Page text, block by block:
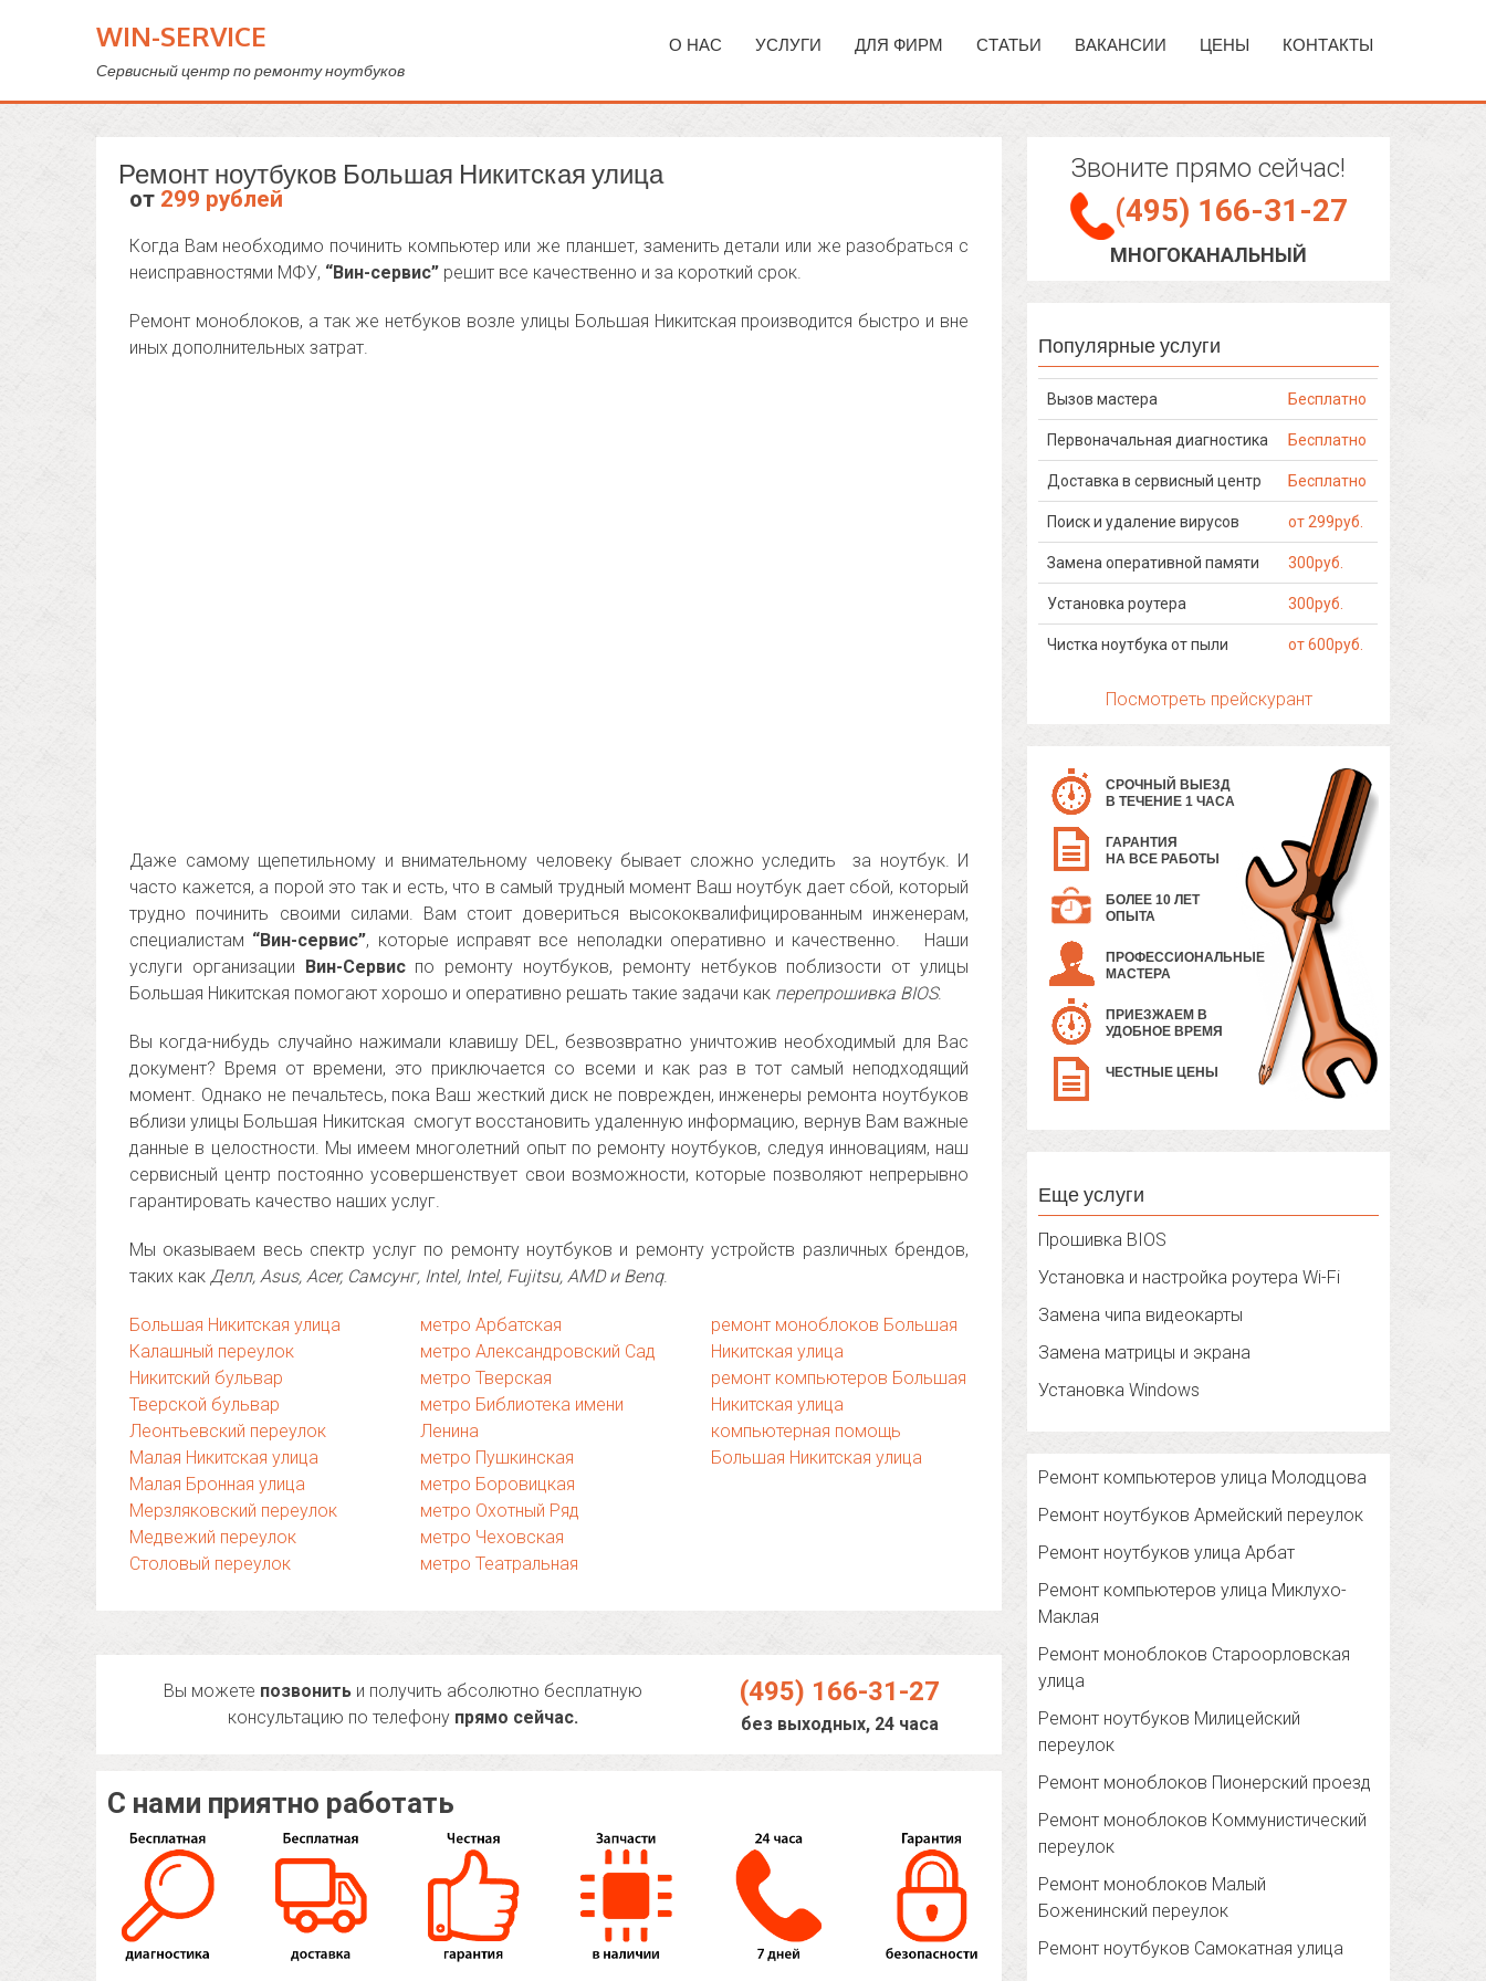
WIN-SERVICE
Сервисный центр по ремонту ноутбуков
О НАС УСЛУГИ ДЛЯ ФИРМ СТАТЬИ ВАКАНСИИ ЦЕНЫ КОНТАКТЫ
Ремонт ноутбуков Большая Никитская улица
от 299 рублей
Когда Вам необходимо починить компьютер или же планшет, заменить детали или же разобраться с
неисправностями МФУ, “Вин-сервис” решит все качественно и за короткий срок.
Ремонт моноблоков, а так же нетбуков возле улицы Большая Никитская производится быстро и вне
иных дополнительных затрат.
Даже самому щепетильному и внимательному человеку бывает сложно уследить за ноутбук. И
часто кажется, а порой это так и есть, что в самый трудный момент Ваш ноутбук дает сбой, который
трудно починить своими силами. Вам стоит довериться высококвалифицированным инженерам,
специалистам “Вин-сервис”, которые исправят все неполадки оперативно и качественно. Наши
услуги организации Вин-Сервиспо ремонту ноутбуков, ремонту нетбуков поблизости от улицы
Большая Никитская помогают хорошо и оперативно решать такие задачи как перепрошивка BIOS.
Вы когда-нибудь случайно нажимали клавишу DEL, безвозвратно уничтожив необходимый для Вас
документ? Время от времени, это приключается со всеми и как раз в тот самый неподходящий
момент. Однако не печальтесь, пока Ваш жесткий диск не поврежден, инженеры ремонта ноутбуков
вблизи улицы Большая Никитская смогут восстановить удаленную информацию, вернув Вам важные
данные в целостности. Мы имеем многолетний опыт по ремонту ноутбуков, следуя инновациям, наш
сервисный центр постоянно усовершенствует свои возможности, которые позволяют непрерывно
гарантировать качество наших услуг.
Мы оказываем весь спектр услуг по ремонту ноутбуков и ремонту устройств различных брендов,
таких как Делл, Asus, Acer, Самсунг, Intel, Intel, Fujitsu, AMD и Benq.
Большая Никитская улица
Калашный переулок
Никитский бульвар
Тверской бульвар
Леонтьевский переулок
Малая Никитская улица
Малая Бронная улица
Мерзляковский переулок
Медвежий переулок
Столовый переулок
метро Арбатская
метро Александровский Сад
метро Тверская
метро Библиотека имени
Ленина
метро Пушкинская
метро Боровицкая
метро Охотный Ряд
метро Чеховская
метро Театральная
ремонт моноблоков Большая
Никитская улица
ремонт компьютеров Большая
Никитская улица
компьютерная помощь
Большая Никитская улица
Вы можете позвонить и получить абсолютно бесплатную
консультацию по телефону прямо сейчас.
(495) 166-31-27
без выходных, 24 часа
С нами приятно работать
Звоните прямо сейчас!
(495) 166-31-27
МНОГОКАНАЛЬНЫЙ
Популярные услуги
Вызов мастера Бесплатно
Первоначальная диагностика Бесплатно
Доставка в сервисный центр Бесплатно
Поиск и удаление вирусов от 299руб.
Замена оперативной памяти 300руб.
Установка роутера 300руб.
Чистка ноутбука от пыли от 600руб.
Посмотреть прейскурант
СРОЧНЫЙ ВЫЕЗД
В ТЕЧЕНИЕ 1 ЧАСА
ГАРАНТИЯ
НА ВСЕ РАБОТЫ
БОЛЕЕ 10 ЛЕТ
ОПЫТА
ПРОФЕССИОНАЛЬНЫЕ
МАСТЕРА
ПРИЕЗЖАЕМ В
УДОБНОЕ ВРЕМЯ
ЧЕСТНЫЕ ЦЕНЫ
Еще услуги
Прошивка BIOS
Установка и настройка роутера Wi-Fi
Замена чипа видеокарты
Замена матрицы и экрана
Установка Windows
Ремонт компьютеров улица Молодцова
Ремонт ноутбуков Армейский переулок
Ремонт ноутбуков улица Арбат
Ремонт компьютеров улица Миклухо-
Маклая
Ремонт моноблоков Староорловская
улица
Ремонт ноутбуков Милицейский
переулок
Ремонт моноблоков Пионерский проезд
Ремонт моноблоков Коммунистический
переулок
Ремонт моноблоков Малый
Боженинский переулок
Ремонт ноутбуков Самокатная улица